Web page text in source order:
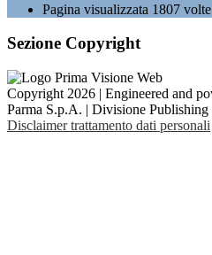
Pagina visualizzata 1807 volte
Sezione Copyright
Copyright 2026 | Engineered and
Parma S.p.A. | Divisione
Disclaimer trattamento dati personali